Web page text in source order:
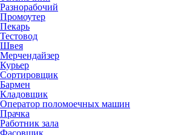
Разнорабочий
Промоутер
Пекарь
Тестовод
Швея
Мерчендайзер
Курьер
Сортировщик
Бармен
Кладовщик
Оператор поломоечных машин
Прачка
Работник зала
Фасовщик